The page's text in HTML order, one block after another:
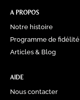
A PROPOS
Notre histoire
Programme de fidélité
Articles & Blog
AIDE
Nous contacter